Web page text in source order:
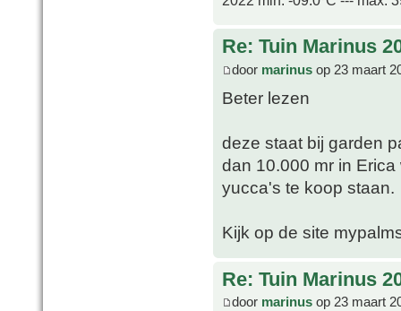
Re: Tuin Marinus
door marinus op 23 maart
Beter lezen
deze staat bij garden
dan 10.000 mr in
yucca's te koop staan.
Kijk op de site
Re: Tuin Marinus
door marinus op 23 maart